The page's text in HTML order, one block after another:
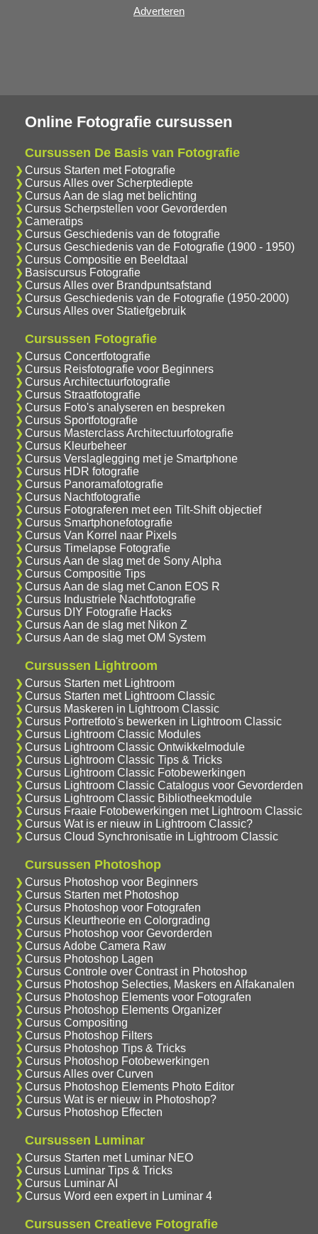
Adverteren
Online Fotografie cursussen
Cursussen De Basis van Fotografie
Cursus Starten met Fotografie
Cursus Alles over Scherptediepte
Cursus Aan de slag met belichting
Cursus Scherpstellen voor Gevorderden
Cameratips
Cursus Geschiedenis van de fotografie
Cursus Geschiedenis van de Fotografie (1900 - 1950)
Cursus Compositie en Beeldtaal
Basiscursus Fotografie
Cursus Alles over Brandpuntsafstand
Cursus Geschiedenis van de Fotografie (1950-2000)
Cursus Alles over Statiefgebruik
Cursussen Fotografie
Cursus Concertfotografie
Cursus Reisfotografie voor Beginners
Cursus Architectuurfotografie
Cursus Straatfotografie
Cursus Foto's analyseren en bespreken
Cursus Sportfotografie
Cursus Masterclass Architectuurfotografie
Cursus Kleurbeheer
Cursus Verslaglegging met je Smartphone
Cursus HDR fotografie
Cursus Panoramafotografie
Cursus Nachtfotografie
Cursus Fotograferen met een Tilt-Shift objectief
Cursus Smartphonefotografie
Cursus Van Korrel naar Pixels
Cursus Timelapse Fotografie
Cursus Aan de slag met de Sony Alpha
Cursus Compositie Tips
Cursus Aan de slag met Canon EOS R
Cursus Industriele Nachtfotografie
Cursus DIY Fotografie Hacks
Cursus Aan de slag met Nikon Z
Cursus Aan de slag met OM System
Cursussen Lightroom
Cursus Starten met Lightroom
Cursus Starten met Lightroom Classic
Cursus Maskeren in Lightroom Classic
Cursus Portretfoto's bewerken in Lightroom Classic
Cursus Lightroom Classic Modules
Cursus Lightroom Classic Ontwikkelmodule
Cursus Lightroom Classic Tips & Tricks
Cursus Lightroom Classic Fotobewerkingen
Cursus Lightroom Classic Catalogus voor Gevorderden
Cursus Lightroom Classic Bibliotheekmodule
Cursus Fraaie Fotobewerkingen met Lightroom Classic
Cursus Wat is er nieuw in Lightroom Classic?
Cursus Cloud Synchronisatie in Lightroom Classic
Cursussen Photoshop
Cursus Photoshop voor Beginners
Cursus Starten met Photoshop
Cursus Photoshop voor Fotografen
Cursus Kleurtheorie en Colorgrading
Cursus Photoshop voor Gevorderden
Cursus Adobe Camera Raw
Cursus Photoshop Lagen
Cursus Controle over Contrast in Photoshop
Cursus Photoshop Selecties, Maskers en Alfakanalen
Cursus Photoshop Elements voor Fotografen
Cursus Photoshop Elements Organizer
Cursus Compositing
Cursus Photoshop Filters
Cursus Photoshop Tips & Tricks
Cursus Photoshop Fotobewerkingen
Cursus Alles over Curven
Cursus Photoshop Elements Photo Editor
Cursus Wat is er nieuw in Photoshop?
Cursus Photoshop Effecten
Cursussen Luminar
Cursus Starten met Luminar NEO
Cursus Luminar Tips & Tricks
Cursus Luminar AI
Cursus Word een expert in Luminar 4
Cursussen Creatieve Fotografie